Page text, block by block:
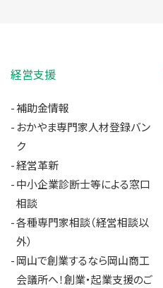
経営支援
補助金情報
おかやま専門家人材登録バン
ク
経営革新
中小企業診断士等による窓口
相談
各種専門家相談（経営相談以
外）
岡山で創業するなら岡山商工
会議所へ！創業・起業支援のご